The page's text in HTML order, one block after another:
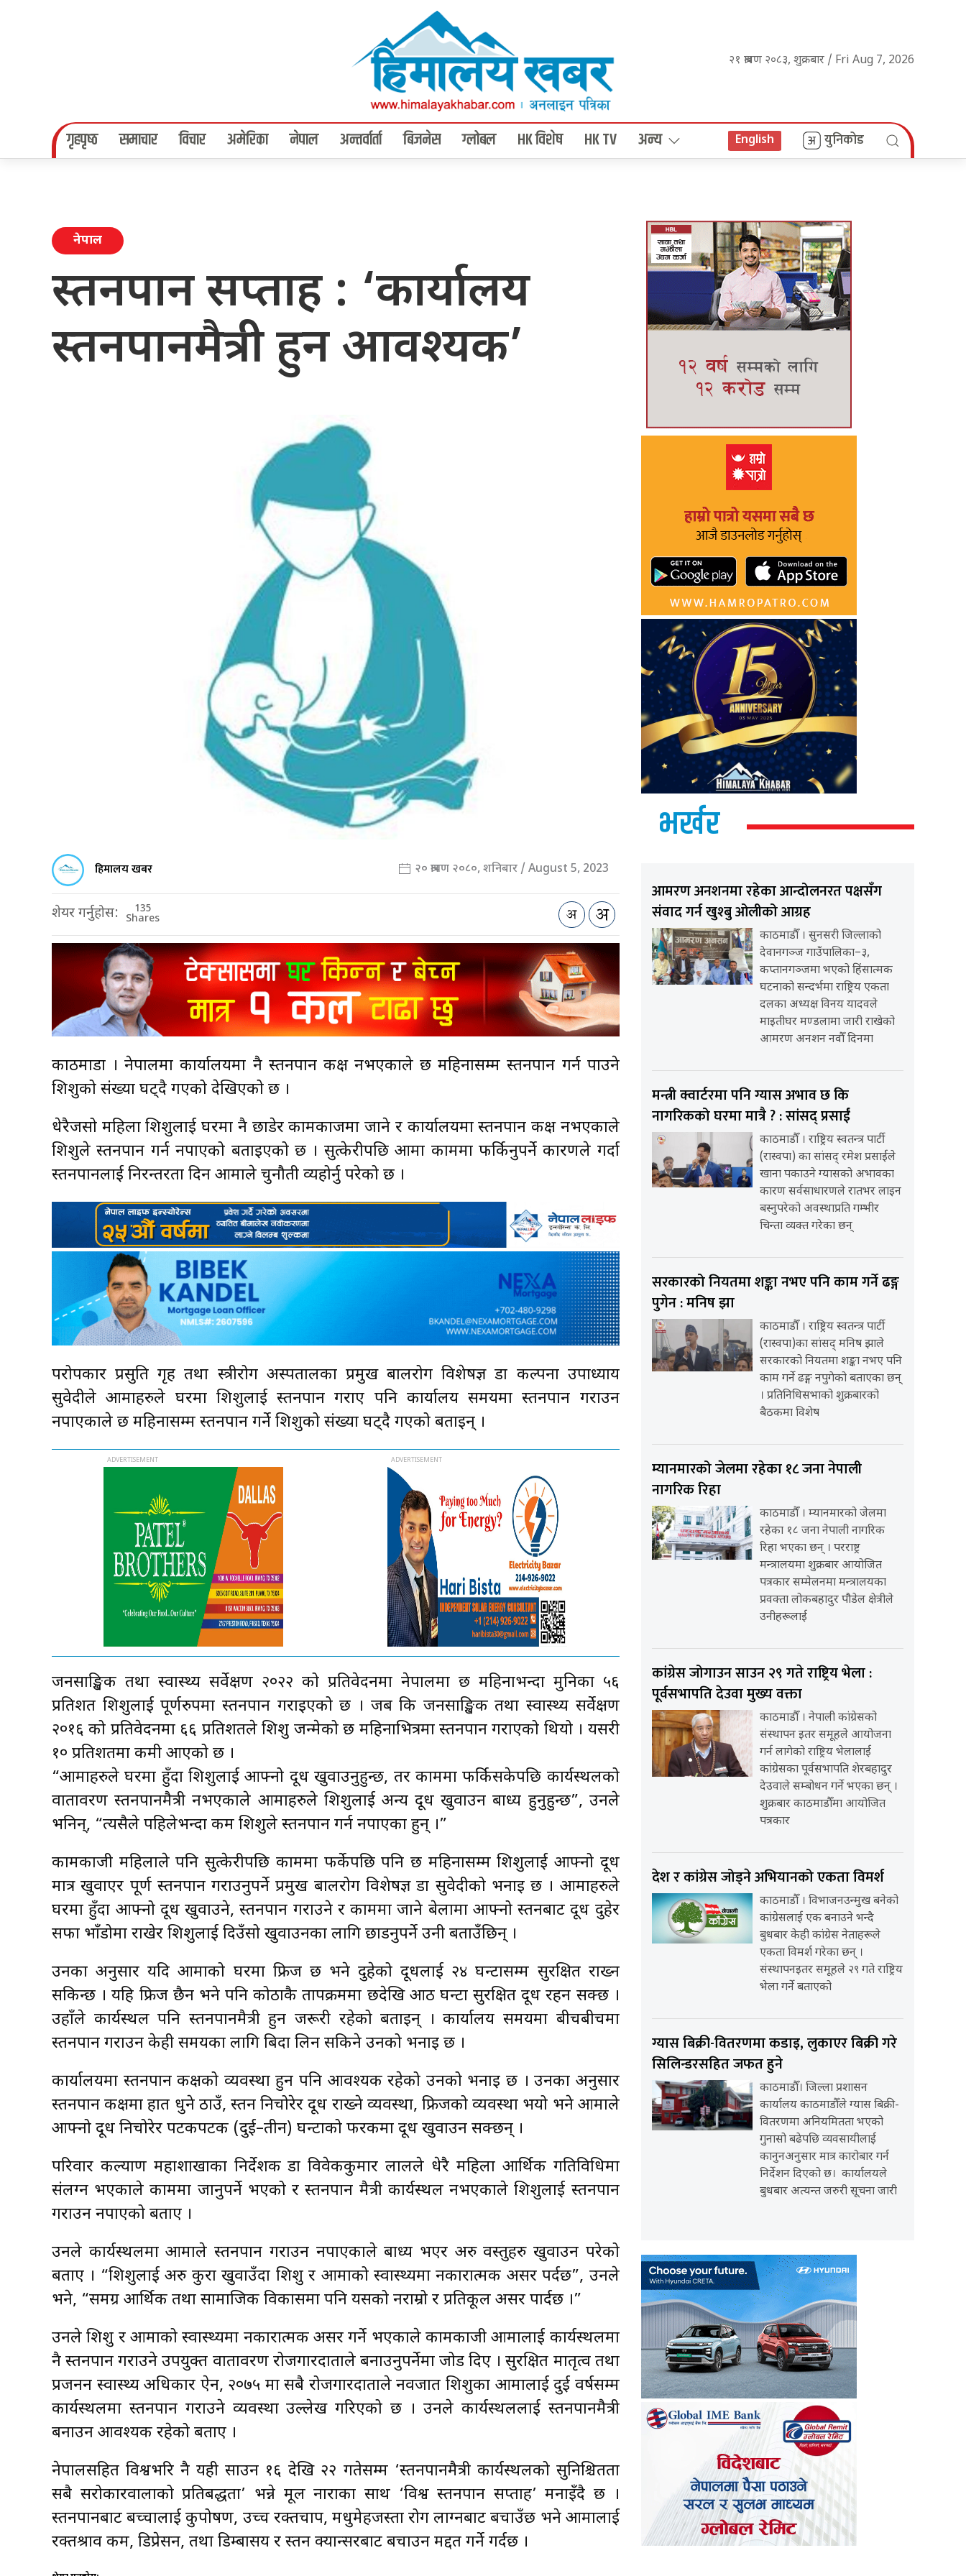
२१ श्रावण २०८३, शुक्रबार / Fri Aug 7, 2026
गृहपृष्‍ठ समाचार विचार अमेरिका नेपाल अन्तर्वार्ता बिजनेस ग्लोबल HK विशेष HK TV अन्य English युनिकोड
नेपाल
स्तनपान सप्ताह : ‘कार्यालय
स्तनपानमैत्री हुन आवश्यक’
हिमालय खबर २० श्रावण २०८०, शनिबार / August 5, 2023
शेयर गर्नुहोस: 135
Shares
काठमाडौँ । नेपालमा कार्यालयमा नै स्तनपान कक्ष नभएकाले छ महिनासम्म स्तनपान गर्न पाउने
शिशुको संख्या घट्दै गएको देखिएको छ ।
धेरैजसो महिला शिशुलाई घरमा नै छाडेर कामकाजमा जाने र कार्यालयमा स्तनपान कक्ष नभएकाले
शिशुले स्तनपान गर्न नपाएको बताइएको छ । सुत्केरीपछि आमा काममा फर्किनुपर्ने कारणले गर्दा
स्तनपानलाई निरन्तरता दिन आमाले चुनौती व्यहोर्नु परेको छ ।
परोपकार प्रसुति गृह तथा स्त्रीरोग अस्पतालका प्रमुख बालरोग विशेषज्ञ डा कल्पना उपाध्याय
सुवेदीले आमाहरुले घरमा शिशुलाई स्तनपान गराए पनि कार्यालय समयमा स्तनपान गराउन
नपाएकाले छ महिनासम्म स्तनपान गर्ने शिशुको संख्या घट्दै गएको बताइन् ।
जनसाङ्खिक तथा स्वास्थ्य सर्वेक्षण २०२२ को प्रतिवेदनमा नेपालमा छ महिनाभन्दा मुनिका ५६
प्रतिशत शिशुलाई पूर्णरुपमा स्तनपान गराइएको छ । जब कि जनसाङ्खिक तथा स्वास्थ्य सर्वेक्षण
२०१६ को प्रतिवेदनमा ६६ प्रतिशतले शिशु जन्मेको छ महिनाभित्रमा स्तनपान गराएको थियो । यसरी
१० प्रतिशतमा कमी आएको छ ।
“आमाहरुले घरमा हुँदा शिशुलाई आफ्नो दूध खुवाउनुहुन्छ, तर काममा फर्किसकेपछि कार्यस्थलको
वातावरण स्तनपानमैत्री नभएकाले आमाहरुले शिशुलाई अन्य दूध खुवाउन बाध्य हुनुहुन्छ”, उनले
भनिन्, “त्यसैले पहिलेभन्दा कम शिशुले स्तनपान गर्न नपाएका हुन् ।”
कामकाजी महिलाले पनि सुत्केरीपछि काममा फर्केपछि पनि छ महिनासम्म शिशुलाई आफ्नो दूध
मात्र खुवाएर पूर्ण स्तनपान गराउनुपर्ने प्रमुख बालरोग विशेषज्ञ डा सुवेदीको भनाइ छ । आमाहरुले
घरमा हुँदा आफ्नो दूध खुवाउने, स्तनपान गराउने र काममा जाने बेलामा आफ्नो स्तनबाट दूध दुहेर
सफा भाँडोमा राखेर शिशुलाई दिउँसो खुवाउनका लागि छाडनुपर्ने उनी बताउँछिन् ।
उनका अनुसार यदि आमाको घरमा फ्रिज छ भने दुहेको दूधलाई २४ घन्टासम्म सुरक्षित राख्न
सकिन्छ । यहि फ्रिज छैन भने पनि कोठाकै तापक्रममा छदेखि आठ घन्टा सुरक्षित दूध रहन सक्छ ।
उहाँले कार्यस्थल पनि स्तनपानमैत्री हुन जरूरी रहेको बताइन् । कार्यालय समयमा बीचबीचमा
स्तनपान गराउन केही समयका लागि बिदा लिन सकिने उनको भनाइ छ ।
कार्यालयमा स्तनपान कक्षको व्यवस्था हुन पनि आवश्यक रहेको उनको भनाइ छ । उनका अनुसार
स्तनपान कक्षमा हात धुने ठाउँ, स्तन निचोरेर दूध राख्ने व्यवस्था, फ्रिजको व्यवस्था भयो भने आमाले
आफ्नो दूध निचोरेर पटकपटक (दुई–तीन) घन्टाको फरकमा दूध खुवाउन सक्छन् ।
परिवार कल्याण महाशाखाका निर्देशक डा विवेककुमार लालले धेरै महिला आर्थिक गतिविधिमा
संलग्न भएकाले काममा जानुपर्ने भएको र स्तनपान मैत्री कार्यस्थल नभएकाले शिशुलाई स्तनपान
गराउन नपाएको बताए ।
उनले कार्यस्थलमा आमाले स्तनपान गराउन नपाएकाले बाध्य भएर अरु वस्तुहरु खुवाउन परेको
बताए । “शिशुलाई अरु कुरा खुवाउँदा शिशु र आमाको स्वास्थ्यमा नकारात्मक असर पर्दछ”, उनले
भने, “समग्र आर्थिक तथा सामाजिक विकासमा पनि यसको नराम्रो र प्रतिकूल असर पार्दछ ।”
उनले शिशु र आमाको स्वास्थ्यमा नकारात्मक असर गर्ने भएकाले कामकाजी आमालाई कार्यस्थलमा
नै स्तनपान गराउने उपयुक्त वातावरण रोजगारदाताले बनाउनुपर्नेमा जोड दिए । सुरक्षित मातृत्व तथा
प्रजनन स्वास्थ्य अधिकार ऐन, २०७५ मा सबै रोजगारदाताले नवजात शिशुका आमालाई दुई वर्षसम्म
कार्यस्थलमा स्तनपान गराउने व्यवस्था उल्लेख गरिएको छ । उनले कार्यस्थललाई स्तनपानमैत्री
बनाउन आवश्यक रहेको बताए ।
नेपालसहित विश्वभरि नै यही साउन १६ देखि २२ गतेसम्म ‘स्तनपानमैत्री कार्यस्थलको सुनिश्चितता
सबै सरोकारवालाको प्रतिबद्धता’ भन्ने मूल नाराका साथ ‘विश्व स्तनपान सप्ताह’ मनाइँदै छ ।
स्तनपानबाट बच्चालाई कुपोषण, उच्च रक्तचाप, मधुमेहजस्ता रोग लाग्नबाट बचाउँछ भने आमालाई
रक्तश्राव कम, डिप्रेसन, तथा डिम्बासय र स्तन क्यान्सरबाट बचाउन मद्दत गर्ने गर्दछ ।
भर्खर
आमरण अनशनमा रहेका आन्दोलनरत पक्षसँग
संवाद गर्न खुश्बु ओलीको आग्रह
काठमाडौँ । सुनसरी जिल्लाको
देवानगञ्ज गाउँपालिका–३,
कप्तानगञ्जमा भएको हिंसात्मक
घटनाको सन्दर्भमा राष्ट्रिय एकता
दलका अध्यक्ष विनय यादवले
माइतीघर मण्डलामा जारी राखेको
आमरण अनशन नवौँ दिनमा
मन्त्री क्वार्टरमा पनि ग्यास अभाव छ कि
नागरिकको घरमा मात्रै ? : सांसद् प्रसाईं
काठमाडौँ । राष्ट्रिय स्वतन्त्र पार्टी
(रास्वपा) का सांसद् रमेश प्रसाईंले
खाना पकाउने ग्यासको अभावका
कारण सर्वसाधारणले रातभर लाइन
बस्नुपरेको अवस्थाप्रति गम्भीर
चिन्ता व्यक्त गरेका छन्
सरकारको नियतमा शङ्का नभए पनि काम गर्ने ढङ्ग
पुगेन : मनिष झा
काठमाडौँ । राष्ट्रिय स्वतन्त्र पार्टी
(रास्वपा)का सांसद् मनिष झाले
सरकारको नियतमा शङ्का नभए पनि
काम गर्ने ढङ्ग नपुगेको बताएका छन्
। प्रतिनिधिसभाको शुक्रबारको
बैठकमा विशेष
म्यानमारको जेलमा रहेका १८ जना नेपाली
नागरिक रिहा
काठमाडौँ । म्यानमारको जेलमा
रहेका १८ जना नेपाली नागरिक
रिहा भएका छन् । परराष्ट्र
मन्त्रालयमा शुक्रबार आयोजित
पत्रकार सम्मेलनमा मन्त्रालयका
प्रवक्ता लोकबहादुर पौडेल क्षेत्रीले
उनीहरूलाई
कांग्रेस जोगाउन साउन २९ गते राष्ट्रिय भेला :
पूर्वसभापति देउवा मुख्य वक्ता
काठमाडौँ । नेपाली कांग्रेसको
संस्थापन इतर समूहले आयोजना
गर्न लागेको राष्ट्रिय भेलालाई
कांग्रेसका पूर्वसभापति शेरबहादुर
देउवाले सम्बोधन गर्ने भएका छन् ।
शुक्रबार काठमाडौँमा आयोजित
पत्रकार
देश र कांग्रेस जोड्ने अभियानको एकता विमर्श
काठमाडौँ । विभाजनउन्मुख बनेको
कांग्रेसलाई एक बनाउने भन्दै
बुधबार केही कांग्रेस नेताहरूले
एकता विमर्श गरेका छन् ।
संस्थापनइतर समूहले २९ गते राष्ट्रिय
भेला गर्ने बताएको
ग्यास बिक्री-वितरणमा कडाइ, लुकाएर बिक्री गरे
सिलिन्डरसहित जफत हुने
काठमाडौँ। जिल्ला प्रशासन
कार्यालय काठमाडौँले ग्यास बिक्री-
वितरणमा अनियमितता भएको
गुनासो बढेपछि व्यवसायीलाई
कानुनअनुसार मात्र कारोबार गर्न
निर्देशन दिएको छ। कार्यालयले
बुधबार अत्यन्त जरुरी सूचना जारी